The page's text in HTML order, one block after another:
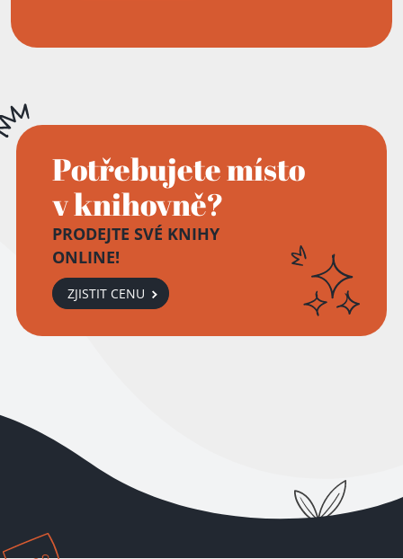
Potřebujete místo
v knihovně?
PRODEJTE SVÉ KNIHY
ONLINE!
ZJISTIT CENU